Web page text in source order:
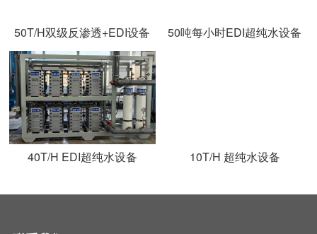
50T/H双级反渗透+EDI设备 50吨每小时EDI超纯水设备
40T/H EDI超纯水设备 10T/H 超纯水设备